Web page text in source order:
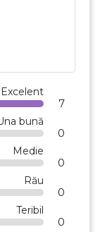
Excelent
7
bună
0
Medie
0
Rău
0
Teribil
0